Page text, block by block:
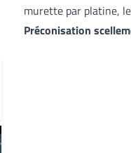
murette par platine,
Préconisation